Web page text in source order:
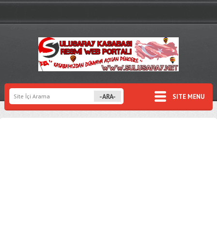
SITE MENU